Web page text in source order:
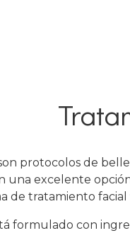
protocolos de
una excelente
de tratamiento
formulado con